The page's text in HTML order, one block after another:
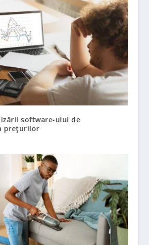
software-ului de
prețurilor